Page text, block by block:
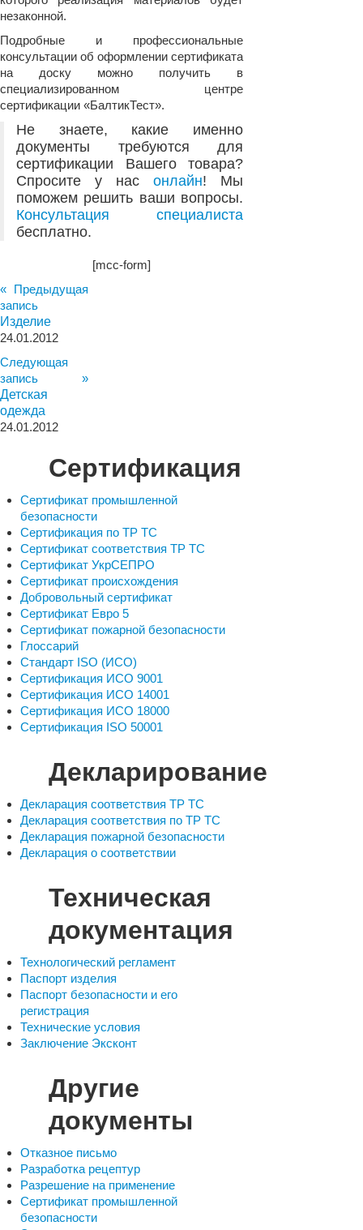
незаконной.
Подробные и профессиональные
консультации об оформлении сертификата
на доску можно получить в
специализированном центре
сертификации «БалтикТест».
Не знаете, какие именно
документы требуются для
сертификации Вашего товара?
Спросите у нас онлайн! Мы
поможем решить ваши вопросы.
Консультация специалиста
бесплатно.
[mcc-form]
« Предыдущая
запись
Изделие
24.01.2012
Следующая
запись »
Детская
одежда
24.01.2012
Сертификация
Сертификат промышленной
безопасности
Сертификация по ТР ТС
Сертификат соответствия ТР ТС
Сертификат УкрСЕПРО
Сертификат происхождения
Добровольный сертификат
Сертификат Евро 5
Сертификат пожарной безопасности
Глоссарий
Стандарт ISO (ИСО)
Сертификация ИСО 9001
Сертификация ИСО 14001
Сертификация ИСО 18000
Сертификация ISO 50001
Декларирование
Декларация соответствия ТР ТС
Декларация соответствия по ТР ТС
Декларация пожарной безопасности
Декларация о соответствии
Техническая
документация
Технологический регламент
Паспорт изделия
Паспорт безопасности и его
регистрация
Технические условия
Заключение Эксконт
Другие
документы
Отказное письмо
Разработка рецептур
Разрешение на применение
Сертификат промышленной
безопасности